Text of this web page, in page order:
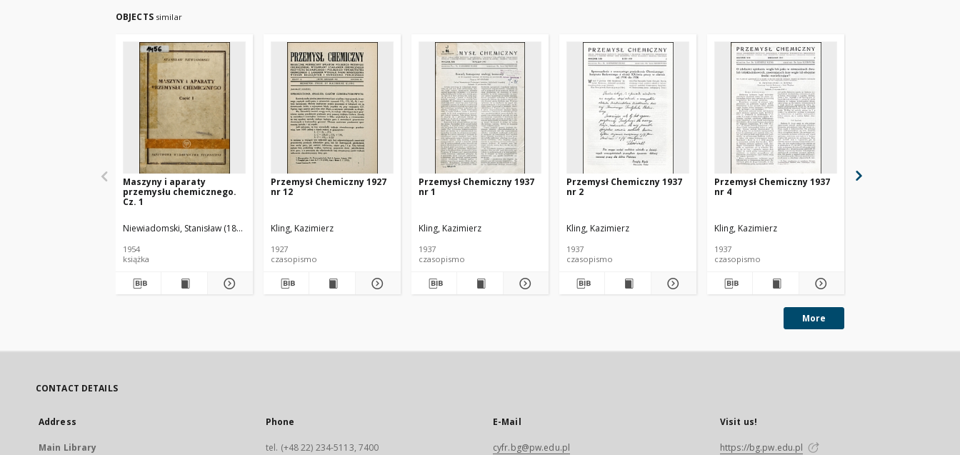
OBJECTS similar
Maszyny i aparaty
przemysłu chemicznego.
Cz. 1
Niewiadomski, Stanisław (1895-1966).
1954
książka
Przemysł Chemiczny 1927
nr 12
Kling, Kazimierz
1927
czasopismo
Przemysł Chemiczny 1937
nr 1
Kling, Kazimierz
1937
czasopismo
Przemysł Chemiczny 1937
nr 2
Kling, Kazimierz
1937
czasopismo
Przemysł Chemiczny 1937
nr 4
Kling, Kazimierz
1937
czasopismo
More
CONTACT DETAILS
Address
Main Library
Phone
tel. (+48 22) 234-5113, 7400
E-Mail
cyfr.bg@pw.edu.pl
Visit us!
https://bg.pw.edu.pl